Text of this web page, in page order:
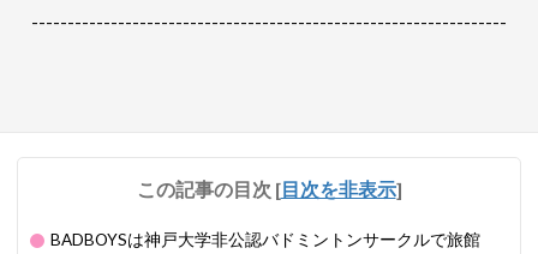
------------------------------------------------------------------
この記事の目次 [目次を非表示]
BADBOYSは神戸大学非公認バドミントンサークルで旅館